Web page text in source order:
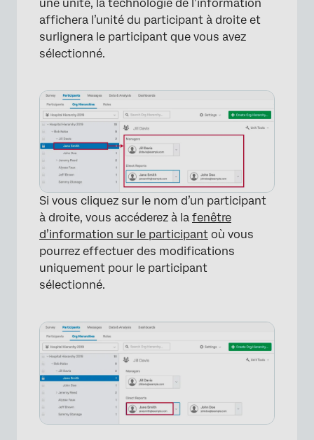
une unité, la technologie de l’information
affichera l’unité du participant à droite et
surlignera le participant que vous avez
sélectionné.
Si vous cliquez sur le nom d’un participant
à droite, vous accéderez à la fenêtre
d’information sur le participant où vous
pourrez effectuer des modifications
uniquement pour le participant
sélectionné.